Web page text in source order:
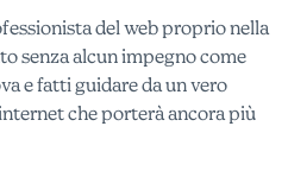
del web proprio nella
senza alcun impegno come
e fatti guidare da un vero
che porterà ancora più